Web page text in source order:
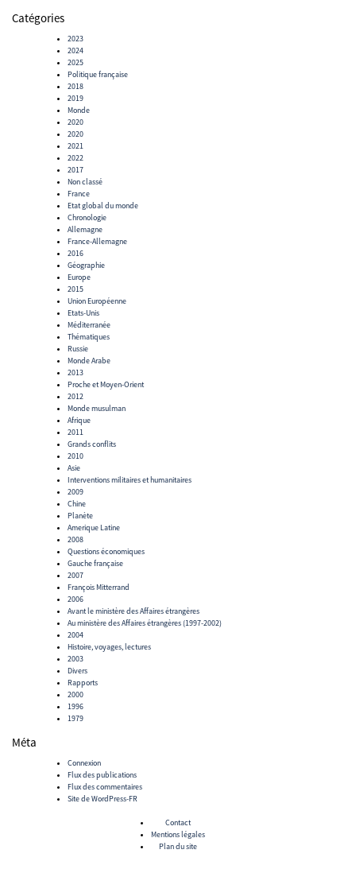
Catégories
2023
2024
2025
Politique française
2018
2019
Monde
2020
2020
2021
2022
2017
Non classé
France
Etat global du monde
Chronologie
Allemagne
France-Allemagne
2016
Géographie
Europe
2015
Union Européenne
Etats-Unis
Méditerranée
Thématiques
Russie
Monde Arabe
2013
Proche et Moyen-Orient
2012
Monde musulman
Afrique
2011
Grands conflits
2010
Asie
Interventions militaires et humanitaires
2009
Chine
Planète
Amerique Latine
2008
Questions économiques
Gauche française
2007
François Mitterrand
2006
Avant le ministère des Affaires étrangères
Au ministère des Affaires étrangères (1997-2002)
2004
Histoire, voyages, lectures
2003
Divers
Rapports
2000
1996
1979
Méta
Connexion
Flux des publications
Flux des commentaires
Site de WordPress-FR
Contact
Mentions légales
Plan du site